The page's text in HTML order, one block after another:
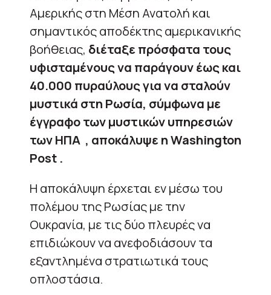
Αμερικής στη Μέση Ανατολή και
σημαντικός αποδέκτης αμερικανικής
βοήθειας, διέταξε πρόσφατα τους
υφισταμένους να παράγουν έως και
40.000 πυραύλους για να σταλούν
μυστικά στη Ρωσία, σύμφωνα με
έγγραφο των μυστικών υπηρεσιών
των ΗΠΑ , αποκάλυψε η Washington
Post .
Η αποκάλυψη έρχεται εν μέσω του
πολέμου της Ρωσίας με την
Ουκρανία, με τις δύο πλευρές να
επιδιώκουν να ανεφοδιάσουν τα
εξαντλημένα στρατιωτικά τους
οπλοστάσια.